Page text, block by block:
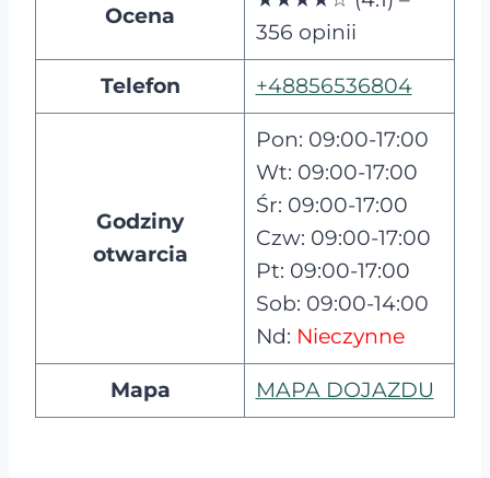
Ocena
356 opinii
Telefon +48856536804
Godziny
otwarcia
Pon: 09:00-17:00
Wt: 09:00-17:00
Śr: 09:00-17:00
Czw: 09:00-17:00
Pt: 09:00-17:00
Sob: 09:00-14:00
Nd: Nieczynne
Mapa MAPA DOJAZDU